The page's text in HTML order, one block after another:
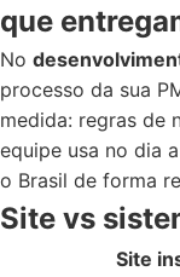
que
No
processo da sua
medida: regras de
equipe usa no dia
o Brasil de forma
Site vs
Site